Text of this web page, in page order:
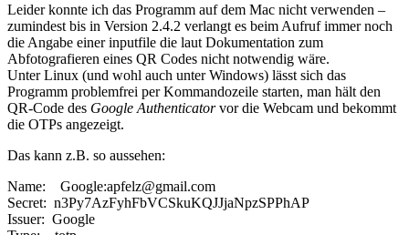
Leider konnte ich das Programm auf dem Mac nicht verwenden –
zumindest bis in Version 2.4.2 verlangt es beim Aufruf immer noch
die Angabe einerinputfile die laut Dokumentation zum
Abfotografieren eines QR Codes nicht notwendig wäre.
Unter Linux (und wohl auch unter Windows) lässt sich das
Programm problemfrei per Kommandozeile starten, man hält den
QR-Code des Google Authenticatorvor die Webcam und bekommt
die OTPs angezeigt.
Das kann z.B. so aussehen:
Name: Google:apfelz@gmail.com
Secret: n3Py7AzFyhFbVCSkuKQJJjaNpzSPPhAP
Issuer: Google